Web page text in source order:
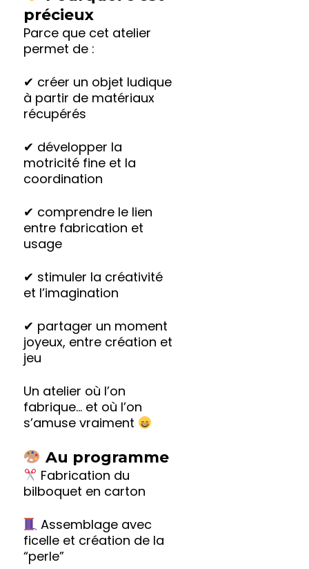
précieux
Parce que cet atelier
permet de :
✔ créer un objet ludique
à partir de matériaux
récupérés
✔ développer la
motricité fine et la
coordination
✔ comprendre le lien
entre fabrication et
usage
✔ stimuler la créativité
et l’imagination
✔ partager un moment
joyeux, entre création et
jeu
Un atelier où l’on
fabrique… et où l’on
s’amuse vraiment
Au programme
Fabrication du
bilboquet en carton
Assemblage avec
ficelle et création de la
“perle”